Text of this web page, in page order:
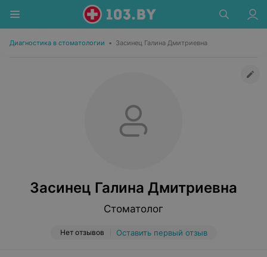
Диагностика в стоматологии • Засинец Галина Дмитриевна
Засинец Галина Дмитриевна
Стоматолог
Нет отзывов Оставить первый отзыв